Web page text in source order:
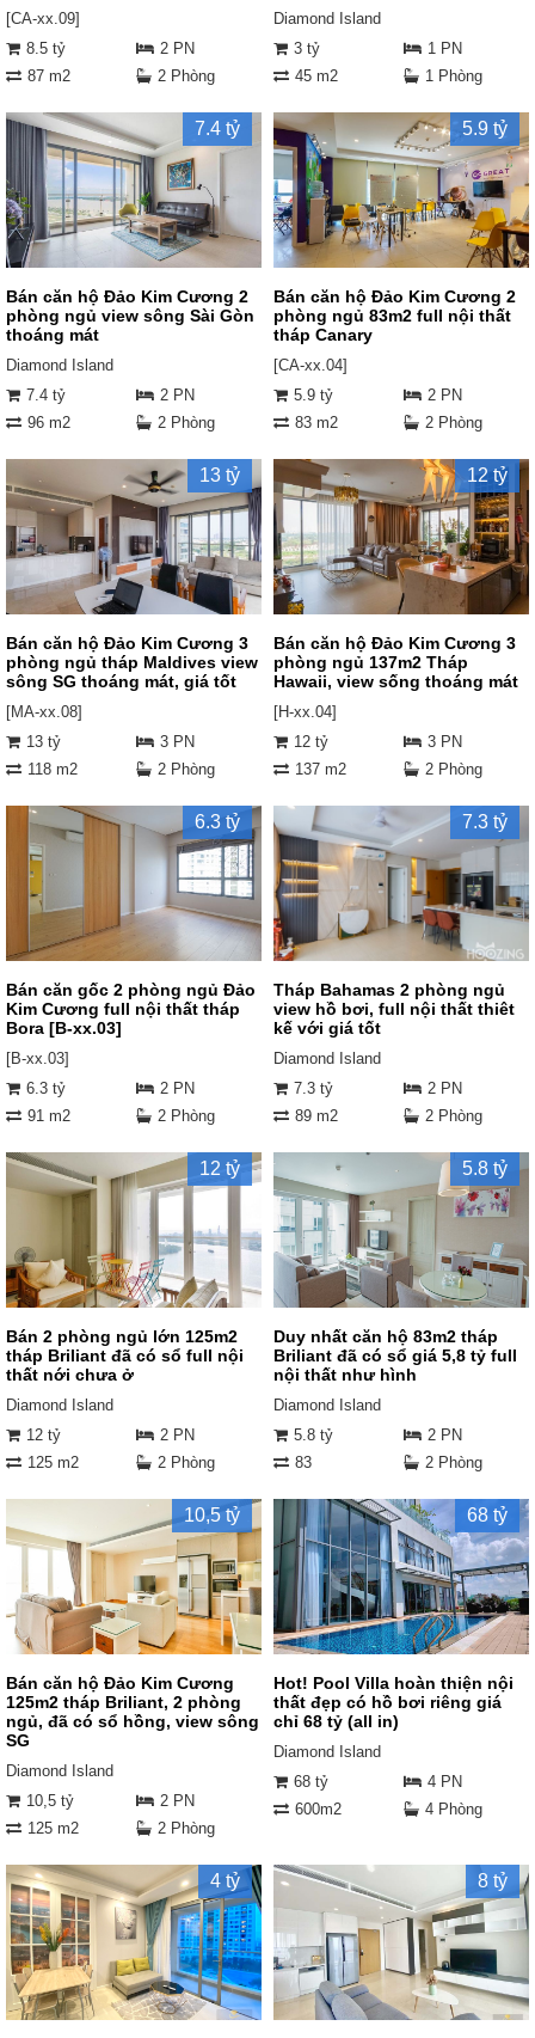
[CA-xx.09]
8.5 tỷ
2 PN
87 m2
2 Phòng
Diamond Island
3 tỷ
1 PN
45 m2
1 Phòng
7.4 tỷ
Bán căn hộ Đảo Kim Cương 2
phòng ngủ view sông Sài Gòn
thoáng mát
Diamond Island
7.4 tỷ
2 PN
96 m2
2 Phòng
5.9 tỷ
Bán căn hộ Đảo Kim Cương 2
phòng ngủ 83m2 full nội thất
tháp Canary
[CA-xx.04]
5.9 tỷ
2 PN
83 m2
2 Phòng
13 tỷ
Bán căn hộ Đảo Kim Cương 3
phòng ngủ tháp Maldives view
sông SG thoáng mát, giá tốt
[MA-xx.08]
13 tỷ
3 PN
118 m2
2 Phòng
12 tỷ
Bán căn hộ Đảo Kim Cương 3
phòng ngủ 137m2 Tháp
Hawaii, view sống thoáng mát
[H-xx.04]
12 tỷ
3 PN
137 m2
2 Phòng
6.3 tỷ
Bán căn gốc 2 phòng ngủ Đảo
Kim Cương full nội thất tháp
Bora [B-xx.03]
[B-xx.03]
6.3 tỷ
2 PN
91 m2
2 Phòng
7.3 tỷ
Tháp Bahamas 2 phòng ngủ
view hồ bơi, full nội thất thiêt
kế với giá tốt
Diamond Island
7.3 tỷ
2 PN
89 m2
2 Phòng
12 tỷ
Bán 2 phòng ngủ lớn 125m2
tháp Briliant đã có sổ full nội
thất nới chưa ở
Diamond Island
12 tỷ
2 PN
125 m2
2 Phòng
5.8 tỷ
Duy nhất căn hộ 83m2 tháp
Briliant đã có sổ giá 5,8 tỷ full
nội thất như hình
Diamond Island
5.8 tỷ
2 PN
83
2 Phòng
10,5 tỷ
Bán căn hộ Đảo Kim Cương
125m2 tháp Briliant, 2 phòng
ngủ, đã có sổ hồng, view sông
SG
Diamond Island
10,5 tỷ
2 PN
125 m2
2 Phòng
68 tỷ
Hot! Pool Villa hoàn thiện nội
thất đẹp có hồ bơi riêng giá
chỉ 68 tỷ (all in)
Diamond Island
68 tỷ
4 PN
600m2
4 Phòng
4 tỷ 8 tỷ